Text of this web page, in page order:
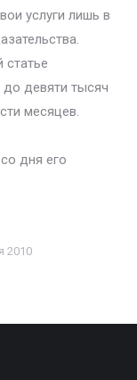
услуги лишь в
девяти тысяч
месяцев.
дня его
2010